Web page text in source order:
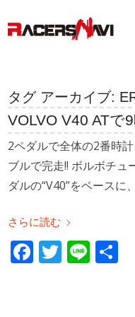
タグ アーカイブ:
VOLVO V40 ATで
2ペダルで全体の2番時
ブルで完走!! ボルボチュ
ダルの“V40”をベースに、
さらに読む
Facebook
Twitter
Line